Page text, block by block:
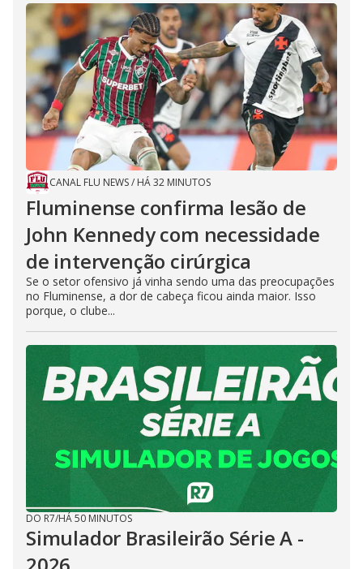
CANAL FLU NEWS/ HÁ 32 MINUTOS
Fluminense confirma lesão de
John Kennedy com necessidade
de intervenção cirúrgica
Se o setor ofensivo já vinha sendo uma das preocupações
no Fluminense, a dor de cabeça ficou ainda maior. Isso
porque, o clube...
DO R7/HÁ 50 MINUTOS
Simulador Brasileirão Série A -